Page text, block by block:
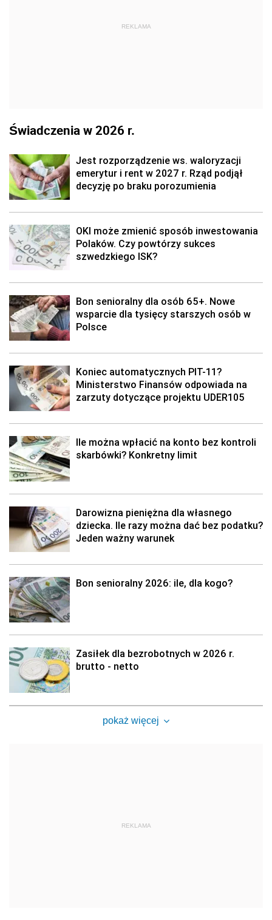
REKLAMA
Świadczenia w 2026 r.
Jest rozporządzenie ws. waloryzacji
emerytur i rent w 2027 r. Rząd podjął
decyzję po braku porozumienia
OKI może zmienić sposób inwestowania
Polaków. Czy powtórzy sukces
szwedzkiego ISK?
Bon senioralny dla osób 65+. Nowe
wsparcie dla tysięcy starszych osób w
Polsce
Koniec automatycznych PIT-11?
Ministerstwo Finansów odpowiada na
zarzuty dotyczące projektu UDER105
Ile można wpłacić na konto bez kontroli
skarbówki? Konkretny limit
Darowizna pieniężna dla własnego
dziecka. Ile razy można dać bez podatku?
Jeden ważny warunek
Bon senioralny 2026: ile, dla kogo?
Zasiłek dla bezrobotnych w 2026 r.
brutto - netto
pokaż więcej
REKLAMA